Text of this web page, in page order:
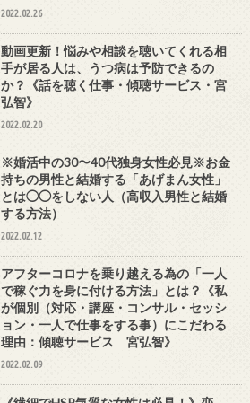
2022.02.26
動画更新！悩みや相談を聴いてくれる相
手が居る人は、うつ病は予防できるの
か？《話を聴く仕事・傾聴サービス・宮
弘智》
2022.02.20
※婚活中の30〜40代独身女性必見※お金
持ちの男性と結婚する「あげまん女性」
とは◯◯をしない人（高収入男性と結婚
する方法）
2022.02.12
アフターコロナを乗り越える為の「一人
で稼ぐ力を身に付ける方法」とは？《私
が個別（対応・講座・コンサル・セッシ
ョン・一人で仕事をする事）にこだわる
理由：傾聴サービス 宮弘智》
2022.02.09